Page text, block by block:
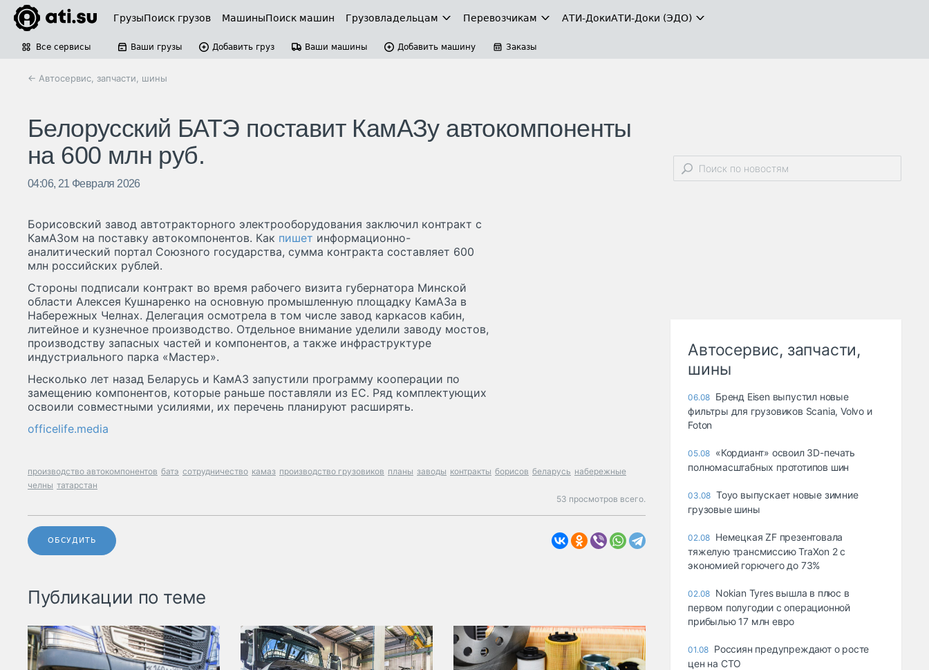
ГрузыПоиск грузов МашиныПоиск машин Грузовладельцам Перевозчикам АТИ-ДокиАТИ-Доки (ЭДО)
Все сервисы Ваши грузы Добавить груз Ваши машины Добавить машину Заказы
← Автосервис, запчасти, шины
Белорусский БАТЭ поставит КамАЗу автокомпоненты
на 600 млн руб.
04:06, 21 Февраля 2026
Борисовский завод автотракторного электрооборудования заключил контракт с
КамАЗом на поставку автокомпонентов. Как пишет информационно-
аналитический портал Союзного государства, сумма контракта составляет 600
млн российских рублей.
Стороны подписали контракт во время рабочего визита губернатора Минской
области Алексея Кушнаренко на основную промышленную площадку КамАЗа в
Набережных Челнах. Делегация осмотрела в том числе завод каркасов кабин,
литейное и кузнечное производство. Отдельное внимание уделили заводу мостов,
производству запасных частей и компонентов, а также инфраструктуре
индустриального парка «Мастер».
Несколько лет назад Беларусь и КамАЗ запустили программу кооперации по
замещению компонентов, которые раньше поставляли из ЕС. Ряд комплектующих
освоили совместными усилиями, их перечень планируют расширять.
officelife.media
производство автокомпонентов батэ сотрудничество камаз производство грузовиков планы заводы контракты борисов беларусь набережные
челны татарстан
53 просмотров всего.
ОБСУДИТЬ
Публикации по теме
Автосервис, запчасти,
шины
06.08 Бренд Eisen выпустил новые
фильтры для грузовиков Scania, Volvo и
Foton
05.08 «Кордиант» освоил 3D-печать
полномасштабных прототипов шин
03.08 Toyo выпускает новые зимние
грузовые шины
02.08 Немецкая ZF презентовала
тяжелую трансмиссию TraXon 2 с
экономией горючего до 73%
02.08 Nokian Tyres вышла в плюс в
первом полугодии с операционной
прибылью 17 млн евро
01.08 Россиян предупреждают о росте
цен на СТО